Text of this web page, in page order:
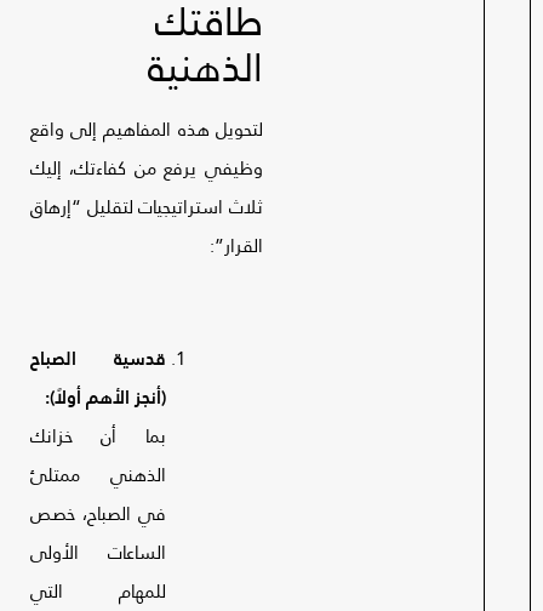
طاقتك
الذهنية
لتحويل هذه المفاهيم إلى واقع
وظيفي يرفع من كفاءتك، إليك
ثلاث استراتيجيات لتقليل “إرهاق
القرار”:
قدسية الصباح
(أنجز الأهم أولاً):
بما أن خزانك
الذهني ممتلئ
في الصباح، خصص
الساعات الأولى
للمهام التي